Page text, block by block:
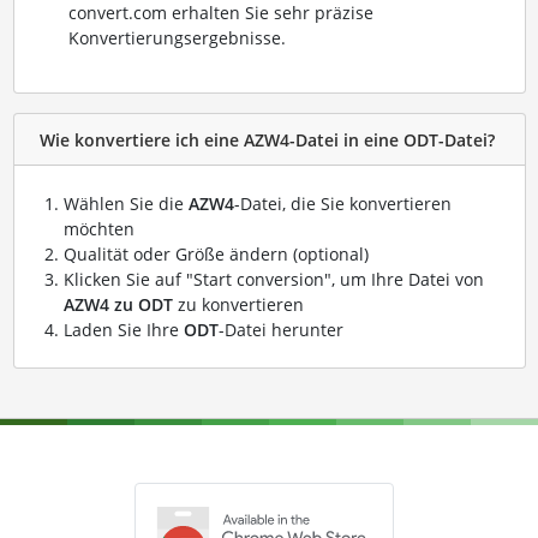
convert.com erhalten Sie sehr präzise
Konvertierungsergebnisse.
Wie konvertiere ich eine AZW4-Datei in eine ODT-Datei?
Wählen Sie die AZW4-Datei, die Sie konvertieren
möchten
Qualität oder Größe ändern (optional)
Klicken Sie auf "Start conversion", um Ihre Datei von
AZW4 zu ODTzu konvertieren
Laden Sie Ihre ODT-Datei herunter